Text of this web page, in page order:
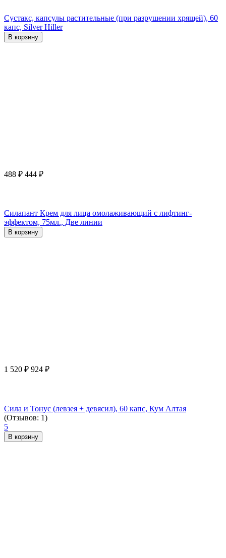
Сустакс, капсулы растительные (при разрушении хрящей), 60
капс, Silver Hiller
В корзину
488 ₽ 444 ₽
Силапант Крем для лица омолаживающий с лифтинг-
эффектом, 75мл., Две линии
В корзину
1 520 ₽ 924 ₽
Сила и Тонус (левзея + девясил), 60 капс, Кум Алтая
(Отзывов: 1)
5
В корзину